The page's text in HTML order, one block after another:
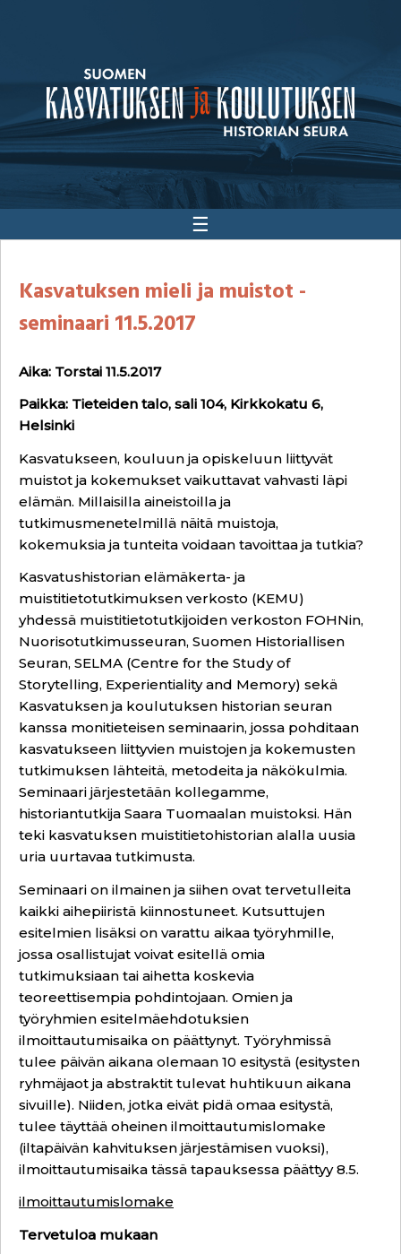
☰
Kasvatuksen mieli ja muistot -
seminaari 11.5.2017
Aika: Torstai 11.5.2017
Paikka: Tieteiden talo, sali 104, Kirkkokatu 6,
Helsinki
Kasvatukseen, kouluun ja opiskeluun liittyvät
muistot ja kokemukset vaikuttavat vahvasti läpi
elämän. Millaisilla aineistoilla ja
tutkimusmenetelmillä näitä muistoja,
kokemuksia ja tunteita voidaan tavoittaa ja tutkia?
Kasvatushistorian elämäkerta- ja
muistitietotutkimuksen verkosto (KEMU)
yhdessä muistitietotutkijoiden verkoston FOHNin,
Nuorisotutkimusseuran, Suomen Historiallisen
Seuran, SELMA (Centre for the Study of
Storytelling, Experientiality and Memory) sekä
Kasvatuksen ja koulutuksen historian seuran
kanssa monitieteisen seminaarin, jossa pohditaan
kasvatukseen liittyvien muistojen ja kokemusten
tutkimuksen lähteitä, metodeita ja näkökulmia.
Seminaari järjestetään kollegamme,
historiantutkija Saara Tuomaalan muistoksi. Hän
teki kasvatuksen muistitietohistorian alalla uusia
uria uurtavaa tutkimusta.
Seminaari on ilmainen ja siihen ovat tervetulleita
kaikki aihepiiristä kiinnostuneet. Kutsuttujen
esitelmien lisäksi on varattu aikaa työryhmille,
jossa osallistujat voivat esitellä omia
tutkimuksiaan tai aihetta koskevia
teoreettisempia pohdintojaan. Omien ja
työryhmien esitelmäehdotuksien
ilmoittautumisaika on päättynyt. Työryhmissä
tulee päivän aikana olemaan 10 esitystä (esitysten
ryhmäjaot ja abstraktit tulevat huhtikuun aikana
sivuille). Niiden, jotka eivät pidä omaa esitystä,
tulee täyttää oheinen ilmoittautumislomake
(iltapäivän kahvituksen järjestämisen vuoksi),
ilmoittautumisaika tässä tapauksessa päättyy 8.5.
ilmoittautumislomake
Tervetuloa mukaan